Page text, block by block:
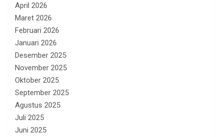
April 2026
Maret 2026
Februari 2026
Januari 2026
Desember 2025
November 2025
Oktober 2025
September 2025
Agustus 2025
Juli 2025
Juni 2025